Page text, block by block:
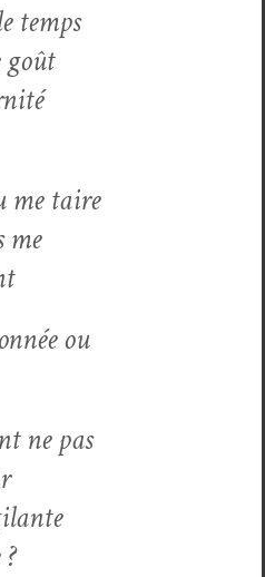
temps
goût
me taire
me
ou
ne pas